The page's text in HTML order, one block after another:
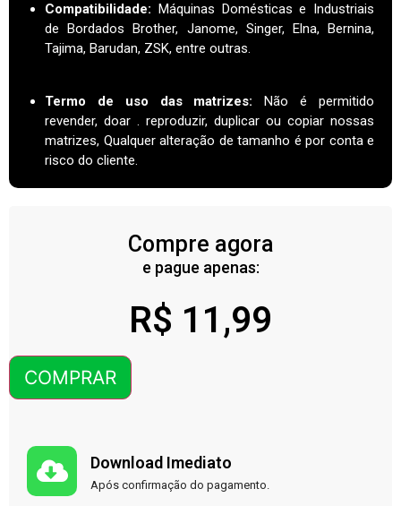
Compatibilidade: Máquinas Domésticas e Industriais
de Bordados Brother, Janome, Singer, Elna, Bernina,
Tajima, Barudan, ZSK, entre outras.
Termo de uso das matrizes:
Não é permitido
revender, doar . reproduzir, duplicar ou copiar nossas
matrizes, Qualquer alteração de tamanho é por conta e
risco do cliente.
Compre agora
e pague apenas:
R$ 11,99
COMPRAR
Download Imediato
Após confirmação do pagamento.